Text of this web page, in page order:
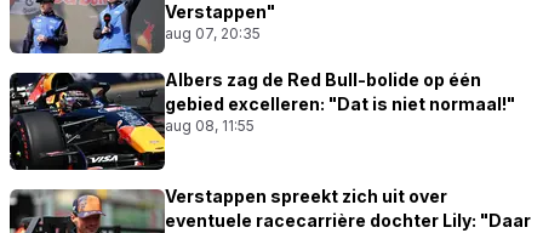
Verstappen"
aug 07, 20:35
Albers zag de Red Bull-bolide op één
gebied excelleren: "Dat is niet normaal!"
aug 08, 11:55
Verstappen spreekt zich uit over
eventuele racecarrière dochter Lily: "Daar